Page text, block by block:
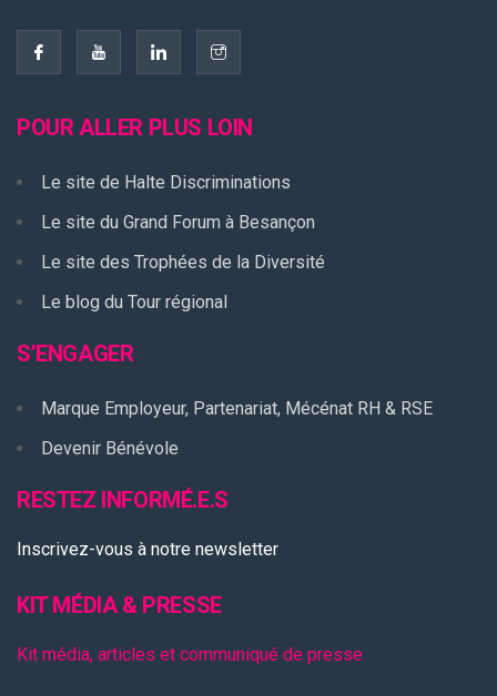
POUR ALLER PLUS LOIN
Le site de Halte Discriminations
Le site du Grand Forum à Besançon
Le site des Trophées de la Diversité
Le blog du Tour régional
S’ENGAGER
Marque Employeur, Partenariat, Mécénat RH & RSE
Devenir Bénévole
RESTEZ INFORMÉ.E.S
Inscrivez-vous à notre newsletter
KIT MÉDIA & PRESSE
Kit média, articles et communiqué de presse